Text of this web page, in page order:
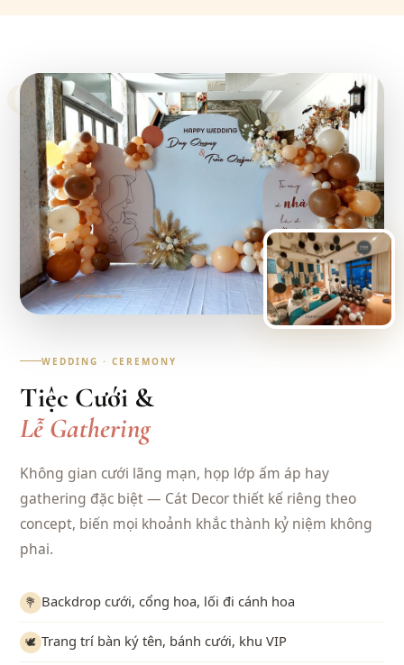
03
WEDDING · CEREMONY
Tiệc Cưới &
Lễ Gathering
Không gian cưới lãng mạn, họp lớp ấm áp hay
gathering đặc biệt — Cát Decor thiết kế riêng theo
concept, biến mọi khoảnh khắc thành kỷ niệm không
phai.
💐 Backdrop cưới, cổng hoa, lối đi cánh hoa
🕊️ Trang trí bàn ký tên, bánh cưới, khu VIP